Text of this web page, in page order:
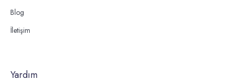
Blog
İletişim
Yardım